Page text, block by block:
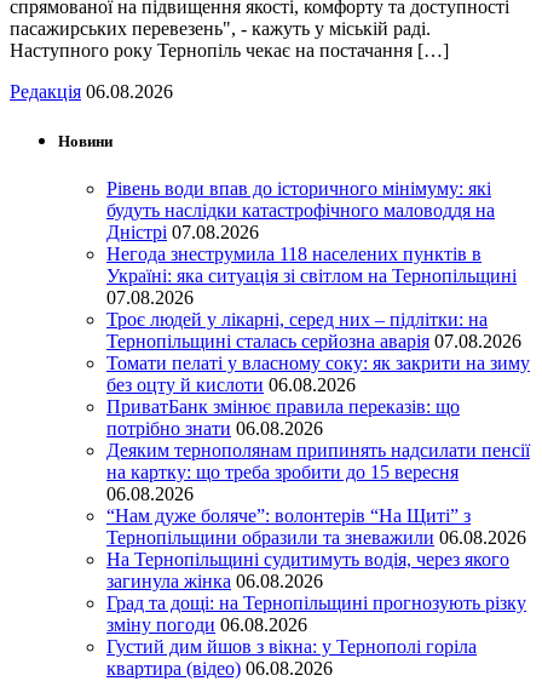
спрямованої на підвищення якості, комфорту та доступності
пасажирських перевезень", - кажуть у міській раді.
Наступного року Тернопіль чекає на постачання […]
Редакція 06.08.2026
Новини
Рівень води впав до історичного мінімуму: які
будуть наслідки катастрофічного маловоддя на
Дністрі 07.08.2026
Негода знеструмила 118 населених пунктів в
Україні: яка ситуація зі світлом на Тернопільщині
07.08.2026
Троє людей у лікарні, серед них – підлітки: на
Тернопільщині сталась серйозна аварія 07.08.2026
Томати пелаті у власному соку: як закрити на зиму
без оцту й кислоти 06.08.2026
ПриватБанк змінює правила переказів: що
потрібно знати 06.08.2026
Деяким тернополянам припинять надсилати пенсії
на картку: що треба зробити до 15 вересня
06.08.2026
“Нам дуже боляче”: волонтерів “На Щиті” з
Тернопільщини образили та зневажили 06.08.2026
На Тернопільщині судитимуть водія, через якого
загинула жінка 06.08.2026
Град та дощі: на Тернопільщині прогнозують різку
зміну погоди 06.08.2026
Густий дим йшов з вікна: у Тернополі горіла
квартира (відео) 06.08.2026